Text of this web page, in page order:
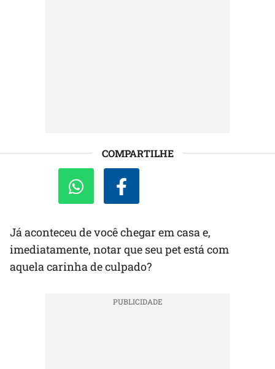
COMPARTILHE
Já aconteceu de você chegar em casa e,
imediatamente, notar que seu pet está com
aquela carinha de culpado?